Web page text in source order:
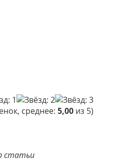
среднее: 5,00 из 5)
статьи